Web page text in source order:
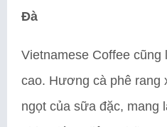
Đà
Vietnamese Coffee
cao. Hương cà phê rang
ngọt của sữa đặc, mang